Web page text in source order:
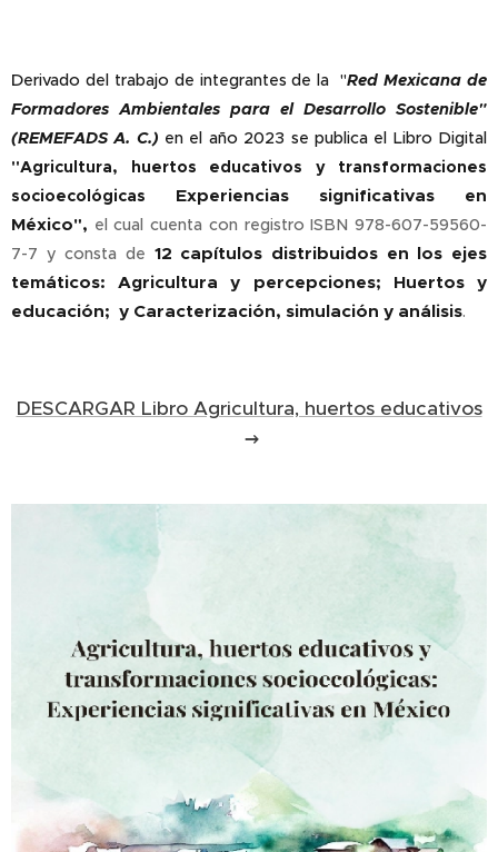
Derivado del trabajo de integrantes de la "Red Mexicana de
Formadores Ambientales para el Desarrollo Sostenible"
(REMEFADS A. C.) en el año 2023 se publica el Libro Digital
"Agricultura, huertos educativos y transformaciones
socioecológicas Experiencias significativas en
México", el cual cuenta con registro ISBN 978-607-59560-
7-7 y consta de 12 capítulos distribuidos en los ejes
temáticos:Agricultura y percepciones; Huertos y
educación; y Caracterización, simulación y análisis.
DESCARGAR Libro Agricultura, huertos educativos